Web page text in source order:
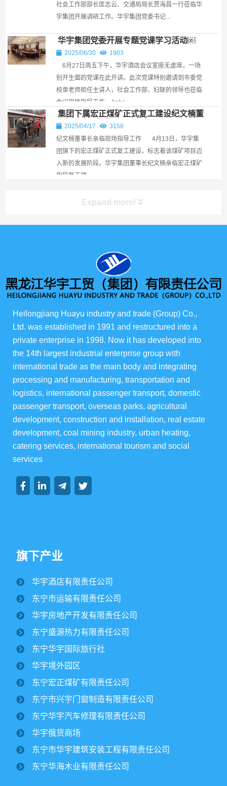
社会工作部部长匡志云、交通局局长贾海昌一行莅临华
宇集团开展调研工作。华宇集团党委书记...
华宇集团党委开展专题党课学习活动￼
2025/06/30
1903
6月27日周五下午，华宇酒店会议室座无虚席，一场
别开生面的党课在此开讲。此次党课特别邀请到市委党
校单老师担任主讲人，社会工作部、妇联的领导也莅临
会议现场指导工作。​ &nbs...
集团下属宏正煤矿正式复工建设纪文楠董
事长亲临现场指导工作￼
2025/04/17
3158
纪文楠董事长亲临现场指导工作 4月13日，华宇集
团旗下的宏正煤矿正式复工建设，标志着该煤矿项目迈
入新的发展阶段。华宇集团董事长纪文楠亲临宏正煤矿
指导复工建...
Expand more!
所有产品
俄罗斯伊娃农场
华宇酒店宴会级
华宇楼盘
集团资讯
纪文楠董事长赴境外园区视察大豆收割工作
丰收季。10月15日，华宇集团董事长纪文楠赴境外园区视察农
作物收割工作。集团党委书记姜扬、副总经理才东...
￼
2025/07/12
2802
Heilongjiang Huayu industry and trade (Group) Co.,
Ltd. was established in 1991 and restructured into a
private enterprise in 1998. Now it has developed into
the 14th largest industrial enterprise group with
international trade as the main body and integrating
processing and manufacturing, transportation and
logistics, international passenger transport, domestic
passenger transport, overseas parks, agricultural
development, construction and installation, real estate
development, coal mining industry, urban heating,
catering services, international tourism and social
services
旗下产业
华宇酒店有限责任公司
东宁市运输有限责任公司
华宇房地产开发有限责任公司
东宁盛源热力有限责任公司
东宁华宇国际旅行社
华宇境外园区
东宁宏正煤矿有限责任公司
东宁市兴宇门窗制造有限责任公司
东宁华宇汽车修理有限责任公司
华宇俄货商场
东宁市华宇建筑安装工程有限责任公司
东宁华海木业有限责任公司